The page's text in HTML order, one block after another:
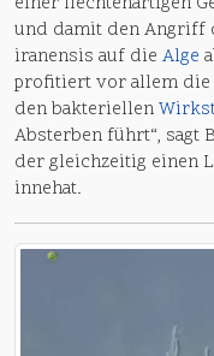
und damit den Angriff
iranensis auf die Alge
profitiert vor allem die
den bakteriellen
Absterben führt“, sagt
der gleichzeitig einen
innehat.